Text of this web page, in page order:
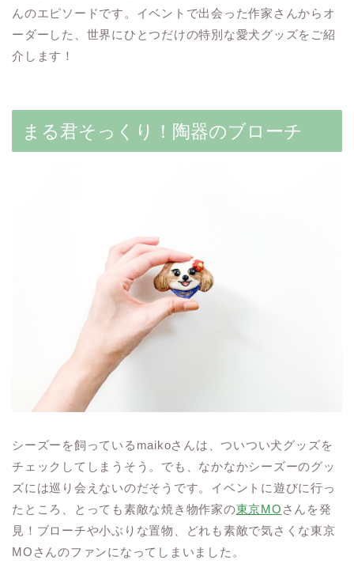
んのエピソードです。イベントで出会った作家さんからオ
ーダーした、世界にひとつだけの特別な愛犬グッズをご紹
介します！
まる君そっくり！陶器のブローチ
シーズーを飼っているmaikoさんは、ついつい犬グッズを
チェックしてしまうそう。でも、なかなかシーズーのグッ
ズには巡り会えないのだそうです。イベントに遊びに行っ
たところ、とっても素敵な焼き物作家の東京MO さんを発
見！ブローチや小ぶりな置物、どれも素敵で気さくな東京
MOさんのファンになってしまいました。